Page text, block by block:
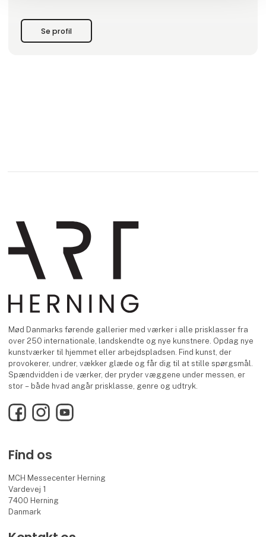
Se profil
Mød Danmarks førende gallerier med værker i alle prisklasser fra
over 250 internationale, landskendte og nye kunstnere. Opdag nye
kunstværker til hjemmet eller arbejdspladsen. Find kunst, der
provokerer, undrer, vækker glæde og får dig til at stille spørgsmål.
Spændvidden i de værker, der pryder væggene under messen, er
stor – både hvad angår prisklasse, genre og udtryk.
FacebookInstagramYouTube
Find os
MCH Messecenter Herning
Vardevej 1
7400 Herning
Danmark